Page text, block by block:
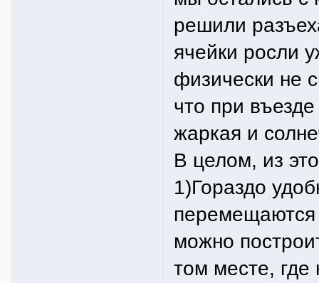
решили
ячейки росли
физически не
что при
жаркая и
В целом, из
1)Гораздо
перемещаются
можно
том месте,